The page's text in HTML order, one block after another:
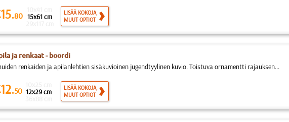
80 15x61 cm
LISÄÄ KOKOJA,
MUUT OPTIOT
ja renkaat - boordi
renkaiden ja apilanlehtien sisäkuvioinen jugendtyylinen kuvio. Toistuva ornamentti rajauksen...
50 12x29 cm
LISÄÄ KOKOJA,
MUUT OPTIOT